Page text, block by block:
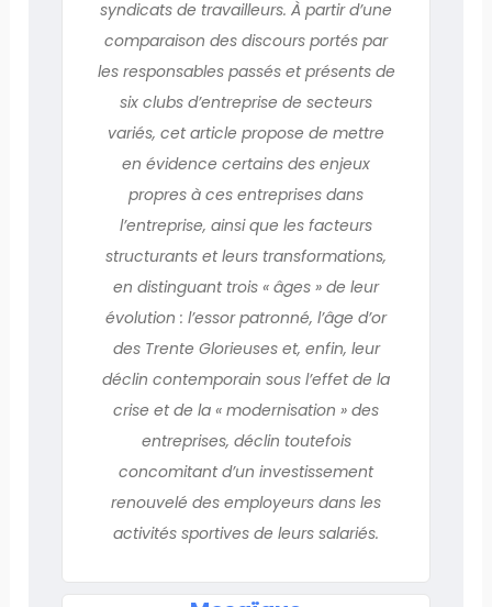
syndicats de travailleurs. À partir d’une
comparaison des discours portés par
les responsables passés et présents de
six clubs d’entreprise de secteurs
variés, cet article propose de mettre
en évidence certains des enjeux
propres à ces entreprises dans
l’entreprise, ainsi que les facteurs
structurants et leurs transformations,
en distinguant trois « âges » de leur
évolution : l’essor patronné, l’âge d’or
des Trente Glorieuses et, enfin, leur
déclin contemporain sous l’effet de la
crise et de la « modernisation » des
entreprises, déclin toutefois
concomitant d’un investissement
renouvelé des employeurs dans les
activités sportives de leurs salariés.